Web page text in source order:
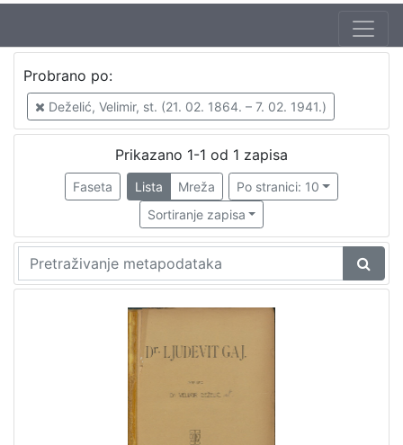
Probrano po:
Deželić, Velimir, st. (21. 02. 1864. – 7. 02. 1941.)
Prikazano 1-1 od 1 zapisa
Faseta Lista Mreža
Po stranici: 10
Sortiranje zapisa